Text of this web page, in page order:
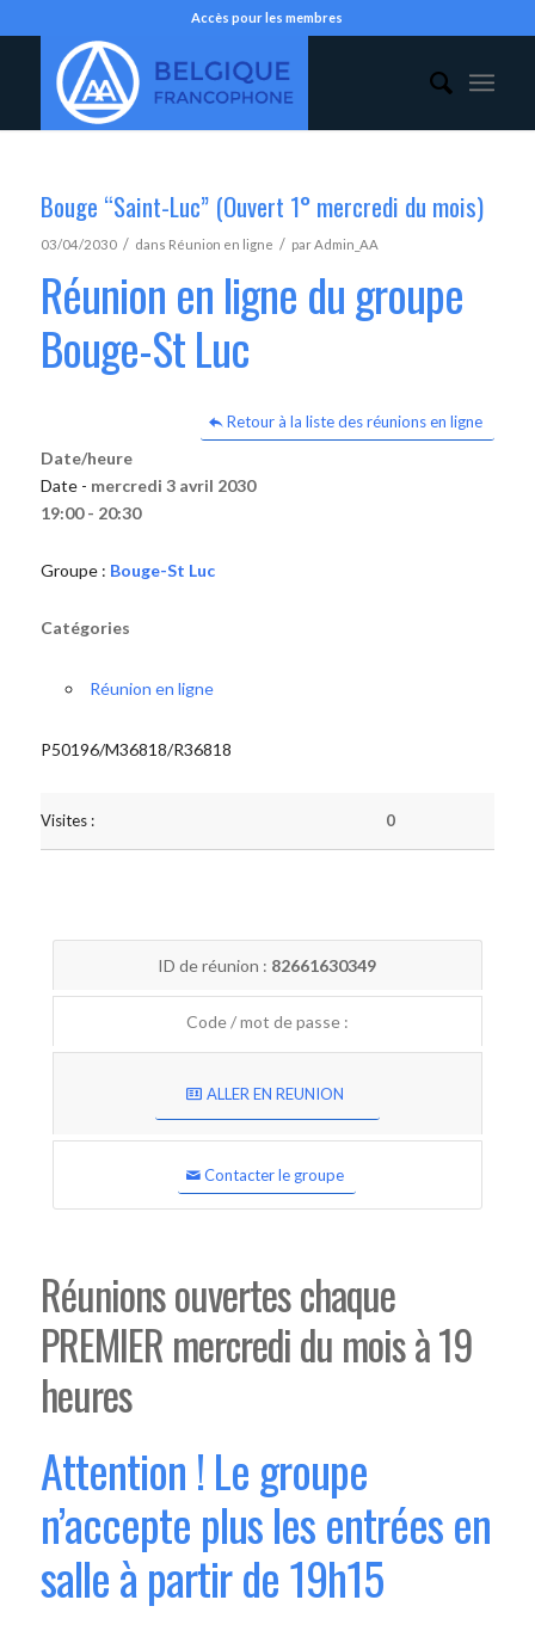
Accès pour les membres
Bouge “Saint-Luc” (Ouvert 1° mercredi du mois)
03/04/2030 / dans Réunion en ligne / parAdmin_AA
Réunion en ligne du groupe
Bouge-St Luc
Retour à la liste des réunions en ligne
Date/heure
Date - mercredi 3 avril 2030
19:00 - 20:30
Groupe : Bouge-St Luc
Catégories
Réunion en ligne
P50196/M36818/R36818
Visites : 0
ID de réunion : 82661630349
Code / mot de passe :
ALLER EN REUNION
Contacter le groupe
Réunions ouvertes chaque
PREMIER mercredi du mois à 19
heures
Attention ! Le groupe
n’accepte plus les entrées en
salle à partir de 19h15